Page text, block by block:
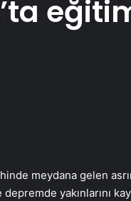
meydana gelen
yakınlarını